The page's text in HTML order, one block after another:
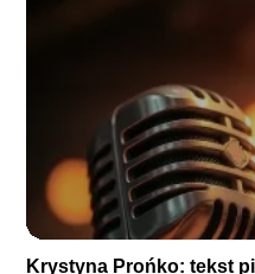
Krystyna Prońko: tekst